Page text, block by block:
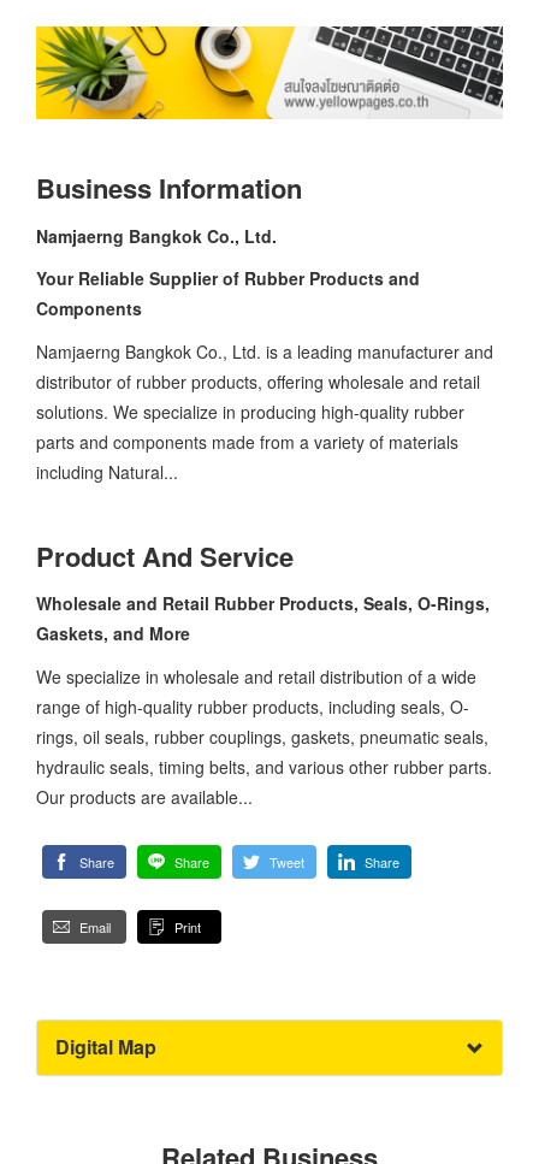
Business Information
Namjaerng Bangkok Co., Ltd.
Your Reliable Supplier of Rubber Products and
Components
Namjaerng Bangkok Co., Ltd. is a leading manufacturer and
distributor of rubber products, offering wholesale and retail
solutions. We specialize in producing high-quality rubber
parts and components made from a variety of materials
including Natural...
Product And Service
Wholesale and Retail Rubber Products, Seals, O-Rings,
Gaskets, and More
We specialize in wholesale and retail distribution of a wide
range of high-quality rubber products, including seals, O-
rings, oil seals, rubber couplings, gaskets, pneumatic seals,
hydraulic seals, timing belts, and various other rubber parts.
Our products are available...
Share Share Tweet Share
Email Print
Digital Map